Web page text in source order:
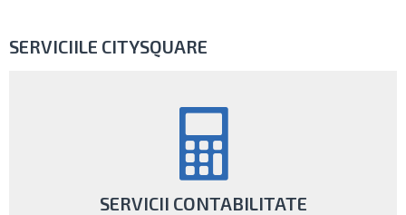
SERVICIILE CITYSQUARE
SERVICII CONTABILITATE